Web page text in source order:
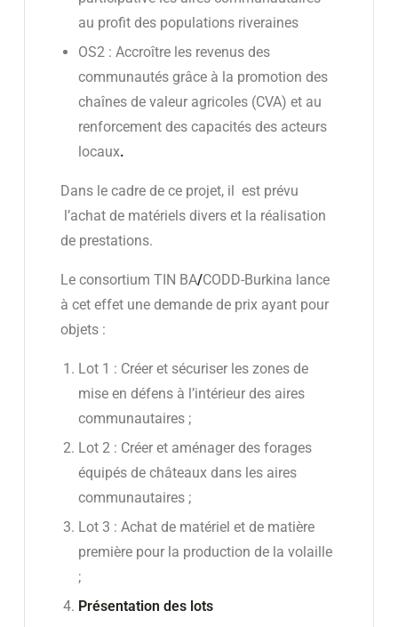
au profit des populations riveraines
OS2 : Accroître les revenus des
communautés grâce à la promotion des
chaînes de valeur agricoles (CVA) et au
renforcement des capacités des acteurs
locaux.
Dans le cadre de ce projet, il est prévu
l’achat de matériels divers et la réalisation
de prestations.
Le consortium TIN BA/CODD-Burkina lance
à cet effet une demande de prix ayant pour
objets :
Lot 1 : Créer et sécuriser les zones de
mise en défens à l’intérieur des aires
communautaires ;
Lot 2 : Créer et aménager des forages
équipés de châteaux dans les aires
communautaires ;
Lot 3 : Achat de matériel et de matière
première pour la production de la volaille
;
Présentation des lots